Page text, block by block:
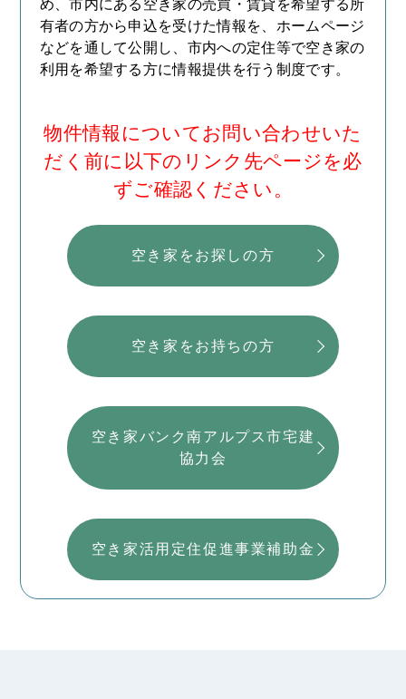
め、市内にある空き家の売買・賃貸を希望する所
有者の方から申込を受けた情報を、ホームページ
などを通して公開し、市内への定住等で空き家の
利用を希望する方に情報提供を行う制度です。
物件情報についてお問い合わせいた
だく前に以下のリンク先ページを必
ずご確認ください。
空き家をお探しの方
空き家をお持ちの方
空き家バンク南アルプス市宅建
協力会
空き家活用定住促進事業補助金